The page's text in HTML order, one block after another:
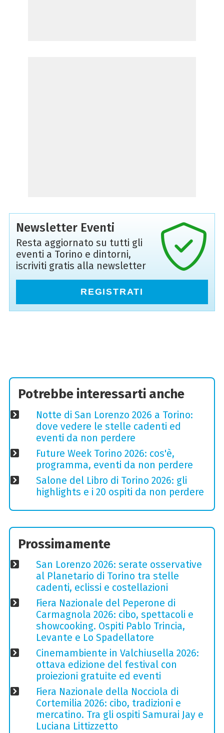
Newsletter Eventi
Resta aggiornato su tutti gli
eventi a Torino e dintorni,
iscriviti gratis alla newsletter
REGISTRATI
Potrebbe interessarti anche
Notte di San Lorenzo 2026 a Torino:
dove vedere le stelle cadenti ed
eventi da non perdere
Future Week Torino 2026: cos'è,
programma, eventi da non perdere
Salone del Libro di Torino 2026: gli
highlights e i 20 ospiti da non perdere
Prossimamente
San Lorenzo 2026: serate osservative
al Planetario di Torino tra stelle
cadenti, eclissi e costellazioni
Fiera Nazionale del Peperone di
Carmagnola 2026: cibo, spettacoli e
showcooking. Ospiti Pablo Trincia,
Levante e Lo Spadellatore
Cinemambiente in Valchiusella 2026:
ottava edizione del festival con
proiezioni gratuite ed eventi
Fiera Nazionale della Nocciola di
Cortemilia 2026: cibo, tradizioni e
mercatino. Tra gli ospiti Samurai Jay e
Luciana Littizzetto